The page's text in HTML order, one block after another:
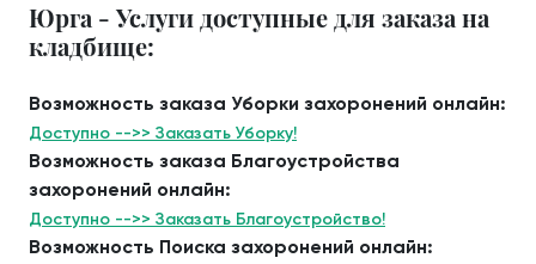
Юрга - Услуги доступные для заказа на
кладбище:
Возможность заказа Уборки захоронений онлайн:
Доступно -->> Заказать Уборку!
Возможность заказа Благоустройства
захоронений онлайн:
Доступно -->> Заказать Благоустройство!
Возможность Поиска захоронений онлайн: